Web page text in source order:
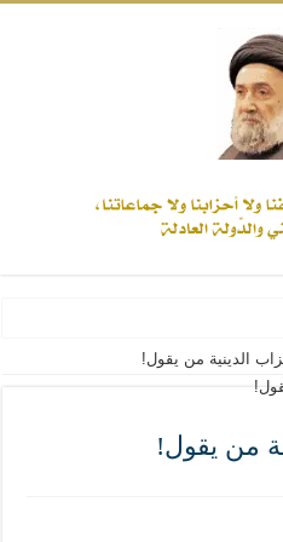
الأحداث والقضايا - اضغط للاطلاع
الله ( صلى الله عليه وآله) فكلّ
على حساب الأوطان
ولا جماعاتنا، بل الإنصهار الوطني والدولة
الدينية من يقول!
من يقول!